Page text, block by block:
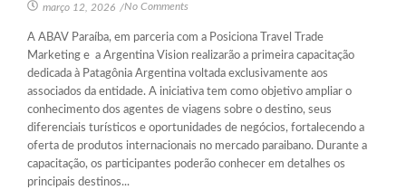
março 12, 2026 /No Comments
A ABAV Paraíba, em parceria com a Posiciona Travel Trade
Marketing e a Argentina Vision realizarão a primeira capacitação
dedicada à Patagônia Argentina voltada exclusivamente aos
associados da entidade. A iniciativa tem como objetivo ampliar o
conhecimento dos agentes de viagens sobre o destino, seus
diferenciais turísticos e oportunidades de negócios, fortalecendo a
oferta de produtos internacionais no mercado paraibano. Durante a
capacitação, os participantes poderão conhecer em detalhes os
principais destinos...